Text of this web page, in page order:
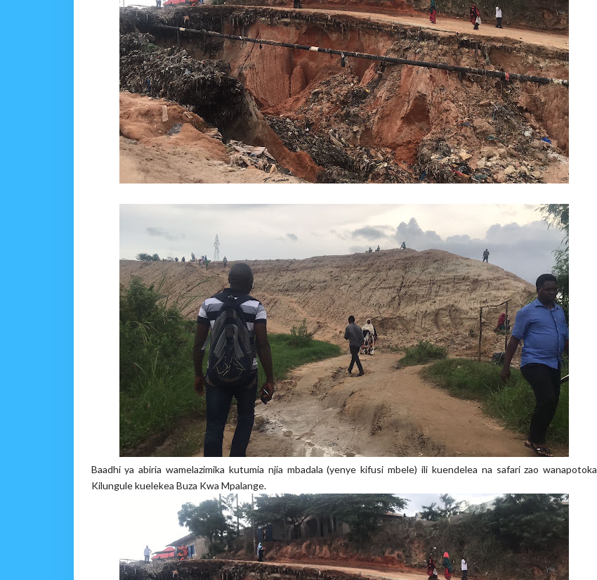
Baadhi ya abiria wamelazimika kutumia njia mbadala (yenye kifusi mbele) ili kuendelea na safari zao wanapotoka
Kilungule kuelekea Buza Kwa Mpalange.